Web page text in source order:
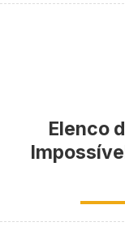
Elenco